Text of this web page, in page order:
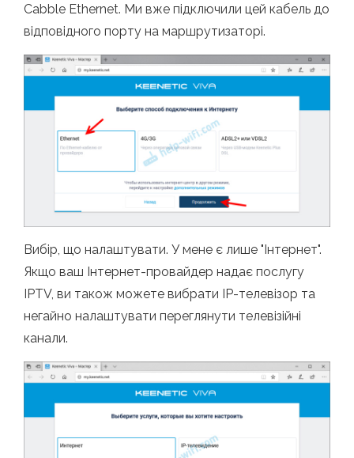
Cabble Ethernet. Ми вже підключили цей кабель до
відповідного порту на маршрутизаторі.
Вибір, що налаштувати. У мене є лише "Інтернет".
Якщо ваш Інтернет-провайдер надає послугу
IPTV, ви також можете вибрати IP-телевізор та
негайно налаштувати переглянути телевізійні
канали.